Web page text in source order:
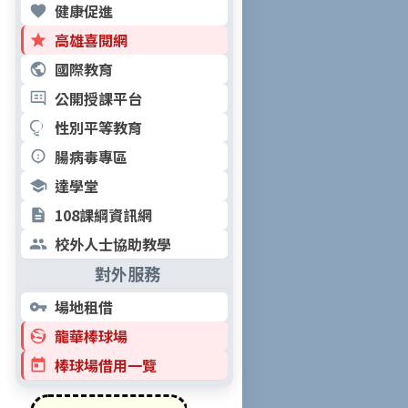
健康促進
高雄喜閱網
國際教育
公開授課平台
性別平等教育
腸病毒專區
達學堂
108課綱資訊網
校外人士協助教學
對外服務
場地租借
龍華棒球場
棒球場借用一覽